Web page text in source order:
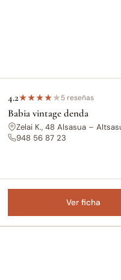
4.2★★★★★5 reseñas
Babia vintage denda
Zelai K., 48 Alsasua –
948 56 87 23
Ver ficha